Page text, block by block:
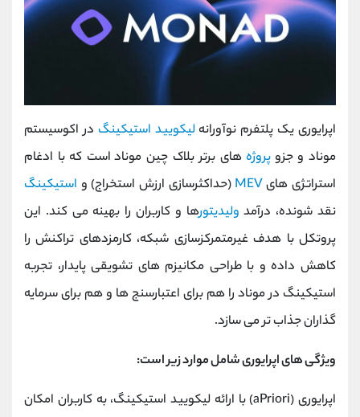
اپرایوری یک پلتفرم نوآورانهلیکویید استیکینگ در اکوسیستم
موناد و جزو پروژههای برتر بلاک چین موناد است که با ادغام
استراتژی‌ هایMEV (حداکثرسازی ارزش استخراج) و استیکینگ
نقد شونده، درآمد ولیدیتورها و کاربران را بهینه می‌ کند. این
پروتکل با هدف غیرمتمرکزسازی شبکه، کارمزدهای تراکنش را
کاهش داده و با طراحی مکانیزم‌ های تشویقی پایدار، تجربه
استیکینگ در موناد را هم ‌برای اعتبارسنج ‌ها و هم برای سرمایه‌
گذاران جذاب ‌تر می ‌سازد.
ویژگی های اپرایوری شامل موارد زیر است:
اپرایوری (aPriori) با ارائه لیکویید استیکینگ، به کاربران امکان